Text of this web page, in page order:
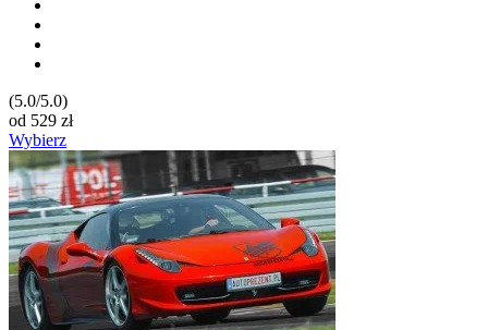
(5.0/5.0)
od 529 zł
Wybierz